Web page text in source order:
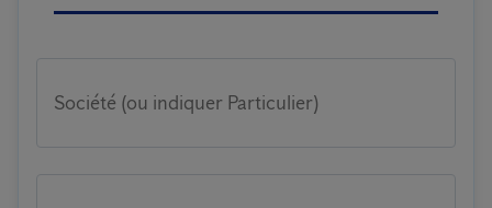
Société (ou indiquer Particulier)